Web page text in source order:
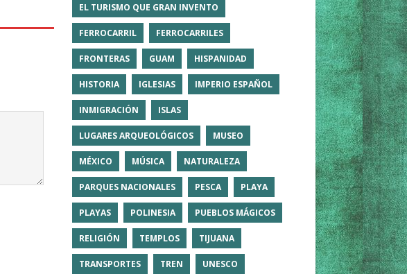
EL TURISMO QUE GRAN INVENTO
FERROCARRIL FERROCARRILES
FRONTERAS GUAM HISPANIDAD
HISTORIA IGLESIAS IMPERIO ESPAÑOL
INMIGRACIÓN ISLAS
LUGARES ARQUEOLÓGICOS MUSEO
MÉXICO MÚSICA NATURALEZA
PARQUES NACIONALES PESCA PLAYA
PLAYAS POLINESIA PUEBLOS MÁGICOS
RELIGIÓN TEMPLOS TIJUANA
TRANSPORTES TREN UNESCO